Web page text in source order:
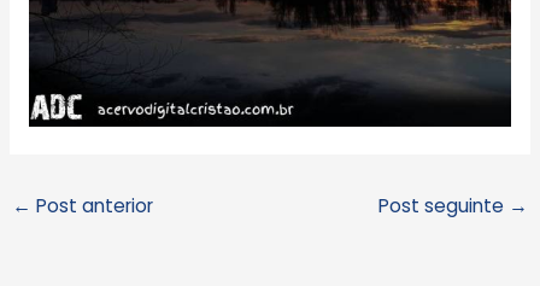
← Post anterior Post seguinte →